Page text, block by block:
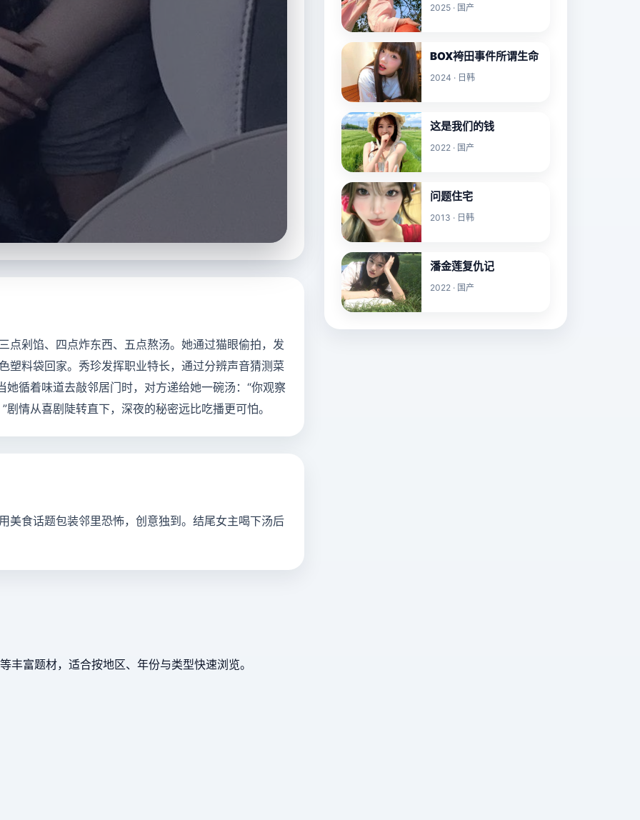
点剁馅、四点炸东西、五点熬汤。她通过猫眼偷拍，发
塑料袋回家。秀珍发挥职业特长，通过分辨声音猜测菜
她循着味道去敲邻居门时，对方递给她一碗汤：“你观察
剧情从喜剧陡转直下，深夜的秘密远比吃播更可怕。
美食话题包装邻里恐怖，创意独到。结尾女主喝下汤后
2025 · 国产
BOX袴田事件所谓生命
2024 · 日韩
这是我们的钱
2022 · 国产
问题住宅
2013 · 日韩
潘金莲复仇记
2022 · 国产
富题材，适合按地区、年份与类型快速浏览。